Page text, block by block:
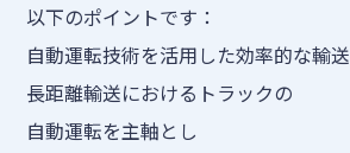
以下のポイントです：
自動運転技術を活用した効率的な輸送
長距離輸送におけるトラックの
自動運転を主軸とし